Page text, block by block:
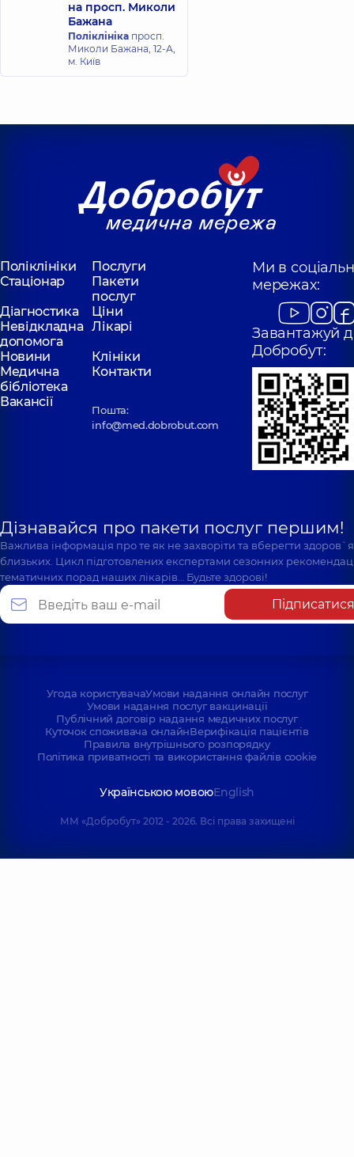
на просп. Миколи
Бажана
Поліклініка просп.
Миколи Бажана, 12-А,
м. Київ
Поліклініки
Послуги
Стаціонар
Пакети
послуг
Діагностика
Ціни
Невідкладна
допомога
Лікарі
Новини
Клініки
Медична
бібліотека
Контакти
Вакансії
Пошта:
info@med.dobrobut.com
Ми в
мережах:
Завантажуй
Добробут:
Дізнавайся про пакети послуг першим!
Важлива інформація про те як не захворіти та вберегти
близьких. Цикл підготовлених експертами сезонних
тематичних порад наших лікарів… Будьте здорові!
Підписатися
Угода користувачаУмови надання онлайн послуг
Умови надання послуг вакцинації
Публічний договір надання медичних послуг
Куточок споживача онлайнВерифікація пацієнтів
Правила внутрішнього розпорядку
Політика приватності та використання файлів cookie
Українською мовоюEnglish
ММ «Добробут» 2012 - 2026. Всі права захищені